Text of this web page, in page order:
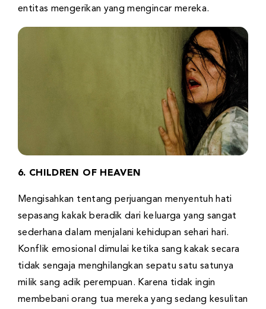
entitas mengerikan yang mengincar mereka.
6. CHILDREN OF HEAVEN
Mengisahkan tentang perjuangan menyentuh hati
sepasang kakak beradik dari keluarga yang sangat
sederhana dalam menjalani kehidupan sehari hari.
Konflik emosional dimulai ketika sang kakak secara
tidak sengaja menghilangkan sepatu satu satunya
milik sang adik perempuan. Karena tidak ingin
membebani orang tua mereka yang sedang kesulitan